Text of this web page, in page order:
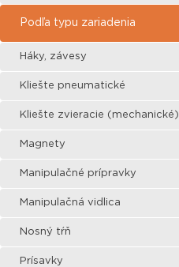
Podľa typu zariadenia
Háky, závesy
Kliešte pneumatické
Kliešte zvieracie (mechanické)
Magnety
Manipulačné prípravky
Manipulačná vidlica
Nosný tŕň
Prísavky